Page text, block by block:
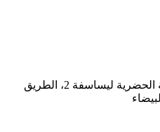
المنطقة الصناعية بالجماعة الحضرية ليساسفة 2، الطريق